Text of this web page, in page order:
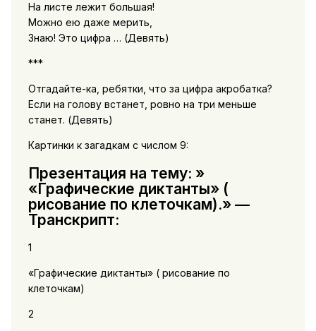
На листе лежит большая!
Можно ею даже мерить,
Знаю! Это цифра … (Девять)
***
Отгадайте-ка, ребятки, что за цифра акробатка?
Если на голову встанет, ровно на три меньше
станет. (Девять)
Картинки к загадкам с числом 9:
Презентация на тему: »
«Графические диктанты» (
рисование по клеточкам).» —
Транскрипт:
1
«Графические диктанты» ( рисование по
клеточкам)
2